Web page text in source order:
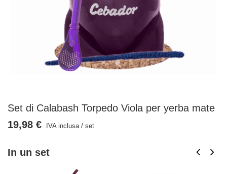
Set di Calabash Torpedo Viola per yerba mate
In un set
19,98 € IVA inclusa/ set